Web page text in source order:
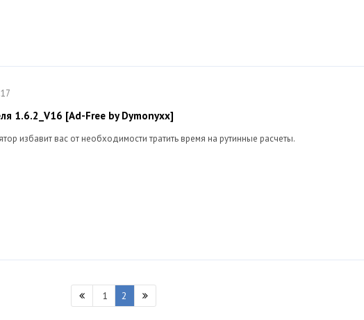
1.6.2_V16 [Ad-Free by Dymonyxx]
избавит вас от необходимости тратить время на рутинные расчеты.
1 2